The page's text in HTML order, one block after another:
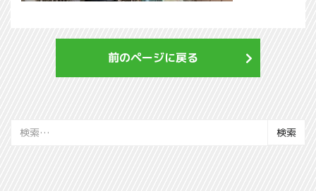
前のページに戻る
検